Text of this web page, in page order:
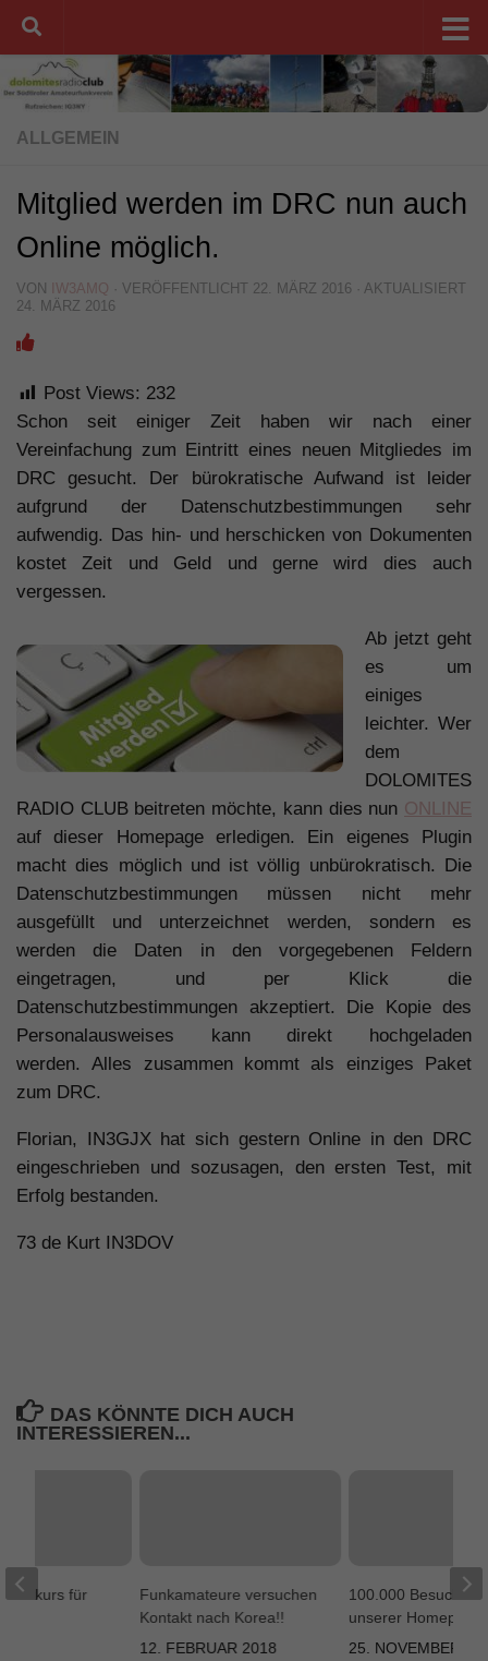
Unter dem Inhalt
ALLGEMEIN
Mitglied werden im DRC nun auch
Online möglich.
VON IW3AMQ · VERÖFFENTLICHT 22. MÄRZ 2016 · AKTUALISIERT
24. MÄRZ 2016
Post Views: 232
Schon seit einiger Zeit haben wir nach einer
Vereinfachung zum Eintritt eines neuen Mitgliedes im
DRC gesucht. Der bürokratische Aufwand ist leider
aufgrund der Datenschutzbestimmungen sehr
aufwendig. Das hin- und herschicken von Dokumenten
kostet Zeit und Geld und gerne wird dies auch
vergessen.
Ab jetzt geht
es um
einiges
leichter. Wer
dem
DOLOMITES
RADIO CLUB beitreten möchte, kann dies nun ONLINE
auf dieser Homepage erledigen. Ein eigenes Plugin
macht dies möglich und ist völlig unbürokratisch. Die
Datenschutzbestimmungen müssen nicht mehr
ausgefüllt und unterzeichnet werden, sondern es
werden die Daten in den vorgegebenen Feldern
eingetragen, und per Klick die
Datenschutzbestimmungen akzeptiert. Die Kopie des
Personalausweises kann direkt hochgeladen
werden. Alles zusammen kommt als einziges Paket
zum DRC.
Florian, IN3GJX hat sich gestern Online in den DRC
eingeschrieben und sozusagen, den ersten Test, mit
Erfolg bestanden.
73 de Kurt IN3DOV
DAS KÖNNTE DICH AUCH
INTERESSIEREN...
Funkamateure versuchen
Kontakt nach Korea!!
12. FEBRUAR 2018
100.000 Besucher
unserer Homepage!
25. NOVEMBER
für